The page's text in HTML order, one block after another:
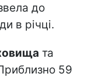
до
в річці.
та
59